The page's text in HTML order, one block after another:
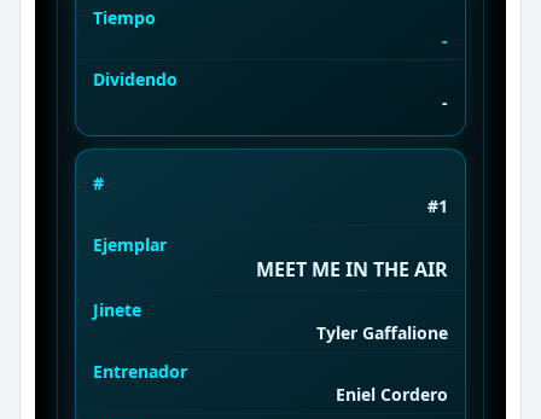
Tiempo
-
Dividendo
-
#
#1
Ejemplar
MEET ME IN THE AIR
Jinete
Tyler Gaffalione
Entrenador
Eniel Cordero